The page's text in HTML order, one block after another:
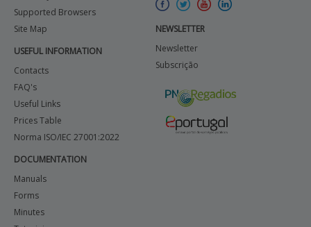
Supported Browsers
Site Map
USEFUL INFORMATION
Contacts
FAQ's
Useful Links
Prices Table
Norma ISO/IEC 27001:2022
DOCUMENTATION
Manuals
Forms
Minutes
NEWSLETTER
Newsletter
Subscrição